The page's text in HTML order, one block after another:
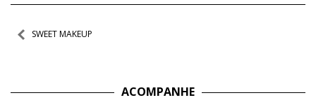
Navegação
SWEET MAKEUP
ACOMPANHE